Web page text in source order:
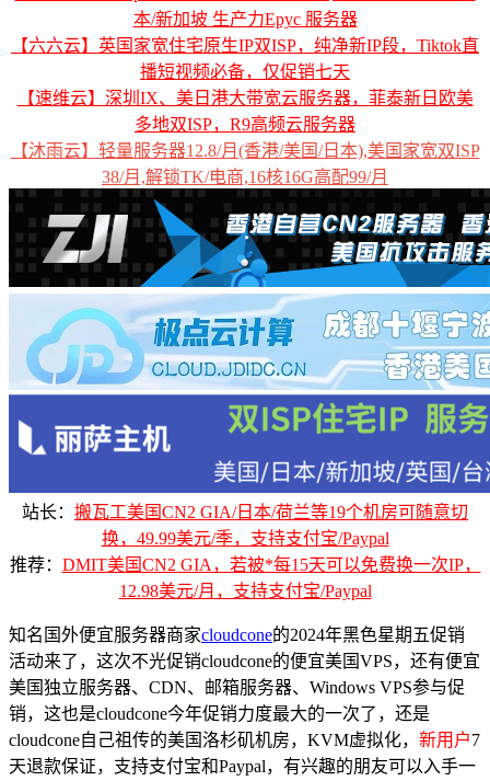
本/新加坡 生产力Epyc 服务器
【六六云】英国家宽住宅原生IP双ISP，纯净新IP段，Tiktok直
播短视频必备，仅促销七天
【速维云】深圳IX、美日港大带宽云服务器，菲泰新日欧美
多地双ISP，R9高频云服务器
【沐雨云】轻量服务器12.8/月(香港/美国/日本),美国家宽双ISP
38/月,解锁TK/电商,16核16G高配99/月
站长： 搬瓦工美国CN2 GIA/日本/荷兰等19个机房可随意切
换，49.99美元/季，支持支付宝/Paypal
推荐： DMIT美国CN2 GIA，若被*每15天可以免费换一次IP，
12.98美元/月，支持支付宝/Paypal
知名国外便宜服务器商家cloudcone的2024年黑色星期五促销
活动来了，这次不光促销cloudcone的便宜美国VPS，还有便宜
美国独立服务器、CDN、邮箱服务器、Windows VPS参与促
销，这也是cloudcone今年促销力度最大的一次了，还是
cloudcone自己祖传的美国洛杉矶机房，KVM虚拟化， 新用户7
天退款保证，支持支付宝和Paypal，有兴趣的朋友可以入手一